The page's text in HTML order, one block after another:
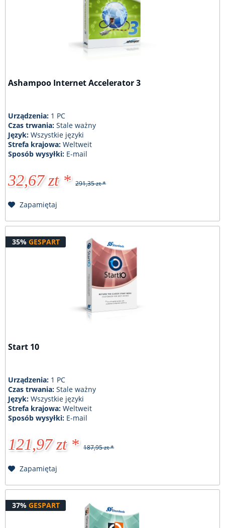
Ashampoo Internet Accelerator 3
Urządzenia: 1 PC
Czas trwania:Stale ważny
Język:Wszystkie języki
Strefa krajowa:Weltweit
Sposób wysyłki: E-mail
32,67 zt * 291,35 zt *
Zapamiętaj
35% GESPART
Start 10
Urządzenia: 1 PC
Czas trwania:Stale ważny
Język:Wszystkie języki
Strefa krajowa:Weltweit
Sposób wysyłki: E-mail
121,97 zt * 187,95 zt *
Zapamiętaj
37% GESPART